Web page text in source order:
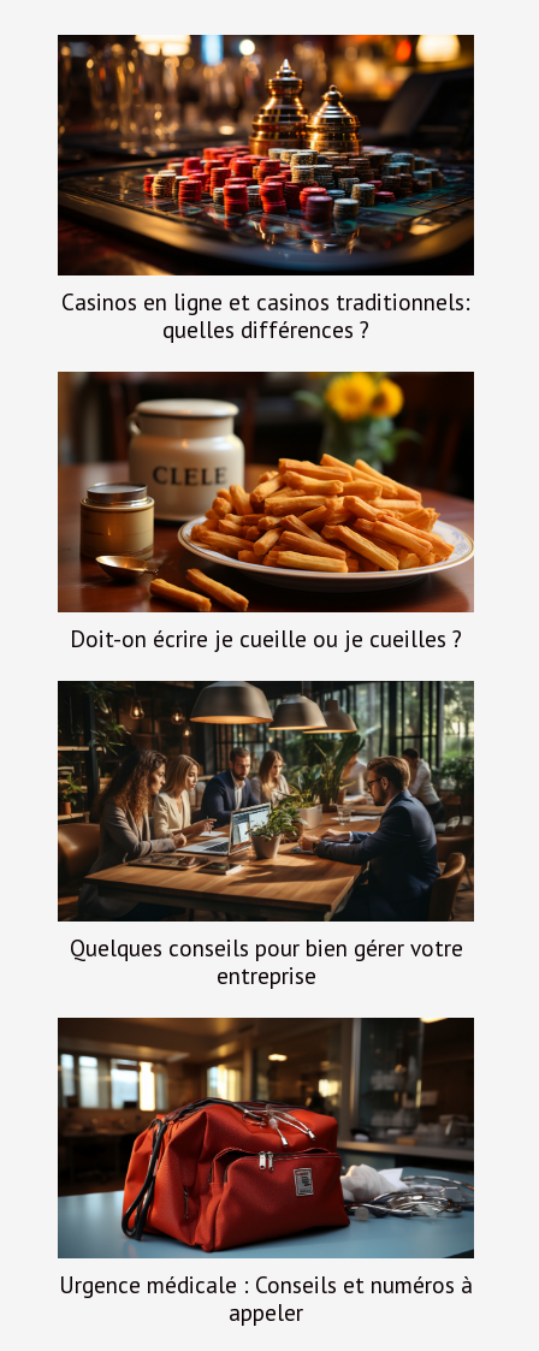
Casinos en ligne et casinos traditionnels:
quelles différences ?
Doit-on écrire je cueille ou je cueilles ?
Quelques conseils pour bien gérer votre
entreprise
Urgence médicale : Conseils et numéros à
appeler